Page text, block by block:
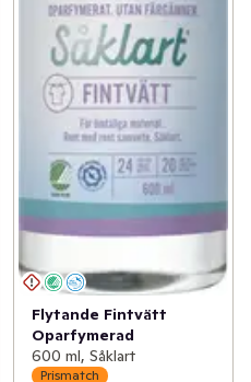
Flytande Fintvätt
Oparfymerad
600 ml, Såklart
Prismatch